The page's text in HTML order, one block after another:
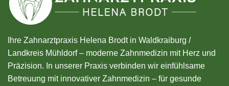
Ihre Zahnarztpraxis Helena Brodt in Waldkraiburg /
Landkreis Mühldorf – moderne Zahnmedizin mit Herz und
Präzision. In unserer Praxis verbinden wir einfühlsame
Betreuung mit innovativer Zahnmedizin – für gesunde